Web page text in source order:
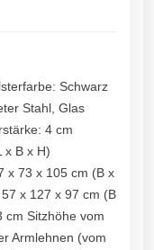
Schwarz
Stahl, Glas
4 cm
x B x H)
x 73 x 105 cm (B x
x 127 x 97 cm (B
cm Sitzhöhe vom
Armlehnen (vom